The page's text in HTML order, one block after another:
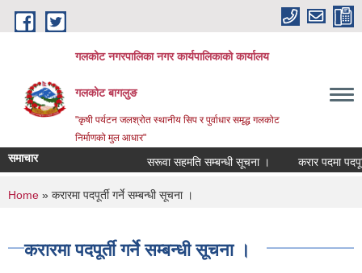
Skip to main content
गलकोट नगरपालिका नगर कार्यपालिकाको कार्यालय
गलकोट बागलुङ
"कृषी पर्यटन जलश्रोत स्थानीय सिप र पुर्वाधार समृद्ध गलकोट
निर्माणको मुल आधार"
समाचार सरूवा सहमति सम्बन्धी सूचना । करार पदमा
You are here
Home » करारमा पदपूर्ती गर्ने सम्बन्धी सूचना ।
करारमा पदपूर्ती गर्ने सम्बन्धी सूचना ।